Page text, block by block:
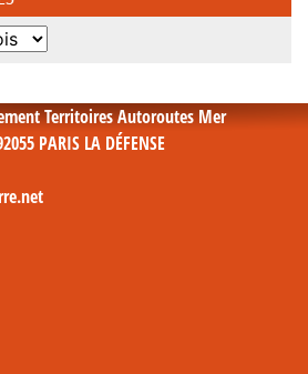
Territoires Autoroutes Mer
PARIS LA DÉFENSE